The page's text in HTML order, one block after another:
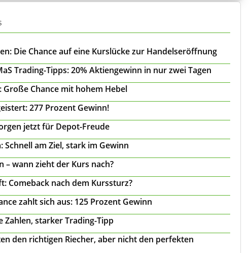
Die Chance auf eine Kurslücke zur Handelseröffnung
Trading-Tipps: 20% Aktiengewinn in nur zwei Tagen
Große Chance mit hohem Hebel
277 Prozent Gewinn!
jetzt für Depot-Freude
am Ziel, stark im Gewinn
– wann zieht der Kurs nach?
Comeback nach dem Kurssturz?
zahlt sich aus: 125 Prozent Gewinn
Zahlen, starker Trading-Tipp
den richtigen Riecher, aber nicht den perfekten